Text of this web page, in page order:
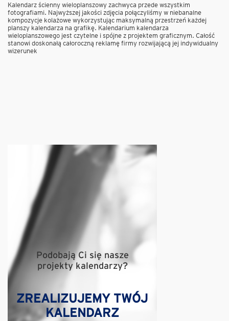
Kalendarz ścienny wieloplanszowy zachwyca przede wszystkim
fotografiami. Najwyższej jakości zdjęcia połączyliśmy w niebanalne
kompozycje kolażowe wykorzystując maksymalną przestrzeń każdej
planszy kalendarza na grafikę. Kalendarium kalendarza
wieloplanszowego jest czytelne i spójne z projektem graficznym. Całość
stanowi doskonałą całoroczną reklamę firmy rozwijającą jej indywidualny
wizerunek
Podobają Ci się nasze
projekty kalendarzy?
ZREALIZUJEMY TWÓJ
KALENDARZ